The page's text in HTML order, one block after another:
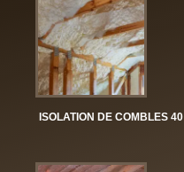
ISOLATION DE COMBLES 40